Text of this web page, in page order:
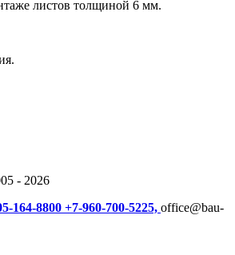
листов толщиной 6 мм.
- 2026
164-8800 +7-960-700-5225, office@bau-